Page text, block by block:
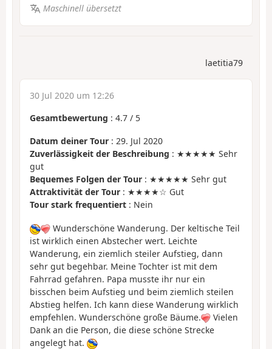
Maschinell übersetzt
laetitia79
30 Jul 2020 um 12:26
Gesamtbewertung : 4.7 / 5
Datum deiner Tour : 29. Jul 2020
Zuverlässigkeit der Beschreibung : ★★★★★ Sehr
gut
Bequemes Folgen der Tour : ★★★★★ Sehr gut
Attraktivität der Tour : ★★★★☆ Gut
Tour stark frequentiert : Nein
Wunderschöne Wanderung. Der keltische Teil
ist wirklich einen Abstecher wert. Leichte
Wanderung, ein ziemlich steiler Aufstieg, dann
sehr gut begehbar. Meine Tochter ist mit dem
Fahrrad gefahren. Papa musste ihr nur ein
bisschen beim Aufstieg und beim ziemlich steilen
Abstieg helfen. Ich kann diese Wanderung wirklich
empfehlen. Wunderschöne große Bäume.
Vielen
Dank an die Person, die diese schöne Strecke
angelegt hat.